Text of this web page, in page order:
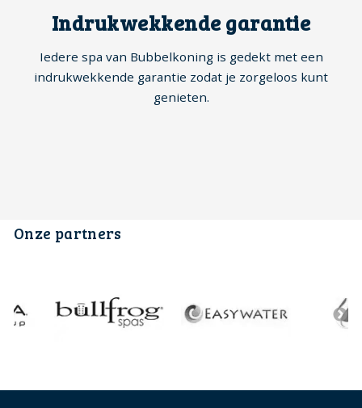
Indrukwekkende garantie
Iedere spa van Bubbelkoning is gedekt met een
indrukwekkende garantie zodat je zorgeloos kunt
genieten.
Onze partners